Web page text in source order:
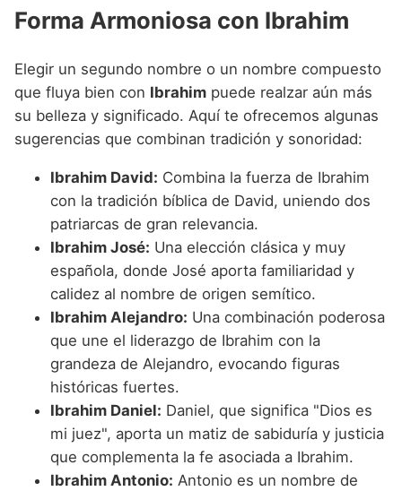
Forma Armoniosa con Ibrahim
Elegir un segundo nombre o un nombre compuesto
que fluya bien con Ibrahim puede realzar aún más
su belleza y significado. Aquí te ofrecemos algunas
sugerencias que combinan tradición y sonoridad:
Ibrahim David: Combina la fuerza de Ibrahim
con la tradición bíblica de David, uniendo dos
patriarcas de gran relevancia.
Ibrahim José: Una elección clásica y muy
española, donde José aporta familiaridad y
calidez al nombre de origen semítico.
Ibrahim Alejandro: Una combinación poderosa
que une el liderazgo de Ibrahim con la
grandeza de Alejandro, evocando figuras
históricas fuertes.
Ibrahim Daniel: Daniel, que significa "Dios es
mi juez", aporta un matiz de sabiduría y justicia
que complementa la fe asociada a Ibrahim.
Ibrahim Antonio: Antonio es un nombre de